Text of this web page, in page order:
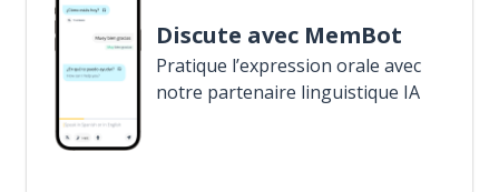
Discute avec MemBot
Pratique l’expression orale avec
notre partenaire linguistique IA